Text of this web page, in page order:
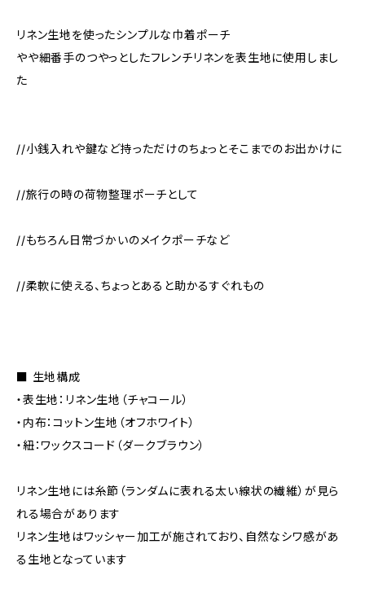
リネン生地を使ったシンプルな巾着ポーチ
やや細番手のつやっとしたフレンチリネンを表生地に使用しまし
た
//小銭入れや鍵など持っただけのちょっとそこまでのお出かけに
//旅行の時の荷物整理ポーチとして
//もちろん日常づかいのメイクポーチなど
//柔軟に使える、ちょっとあると助かるすぐれもの
■ 生地構成
・表生地：リネン生地（チャコール）
・内布：コットン生地（オフホワイト）
・紐：ワックスコード（ダークブラウン）
リネン生地には糸節（ランダムに表れる太い線状の繊維）が見ら
れる場合があります
リネン生地はワッシャー加工が施されており、自然なシワ感があ
る生地となっています